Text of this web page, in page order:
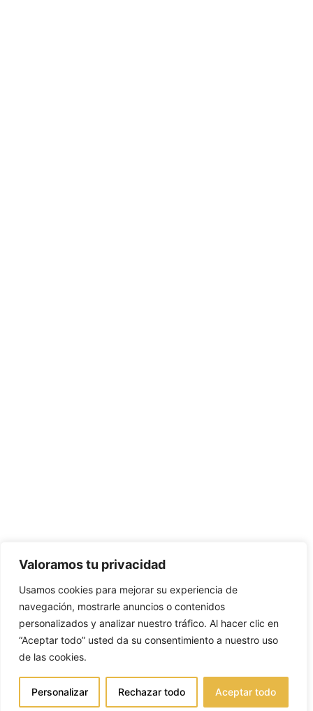
Valoramos tu privacidad
Usamos cookies para mejorar su experiencia de
navegación, mostrarle anuncios o contenidos
personalizados y analizar nuestro tráfico. Al hacer clic en
“Aceptar todo” usted da su consentimiento a nuestro uso
de las cookies.
Personalizar Rechazar todo Aceptar todo